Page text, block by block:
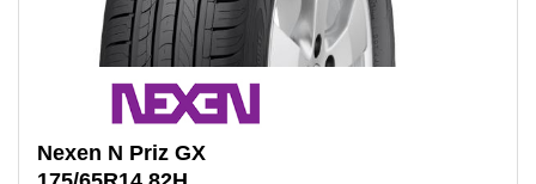
Nexen N Priz GX